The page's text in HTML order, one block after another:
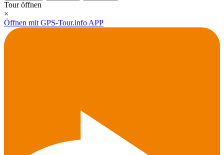
Tour öffnen
×
Öffnen mit GPS-Tour.info APP